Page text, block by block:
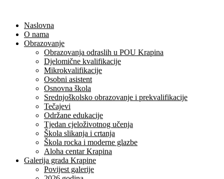
Naslovna
O nama
Obrazovanje
Obrazovanja odraslih u POU Krapina
Djelomične kvalifikacije
Mikrokvalifikacije
Osobni asistent
Osnovna škola
Srednjoškolsko obrazovanje i prekvalifikacije
Tečajevi
Održane edukacije
Tjedan cjeloživotnog učenja
Škola slikanja i crtanja
Škola rocka i moderne glazbe
Aloha centar Krapina
Galerija grada Krapine
Povijest galerije